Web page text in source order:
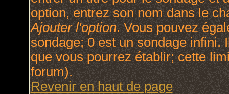
option, entrez son nom dans le
Ajouter l'option. Vous pouvez
sondage; 0 est un sondage infini.
que vous pourrez établir; cette
forum).
Revenir en haut de page